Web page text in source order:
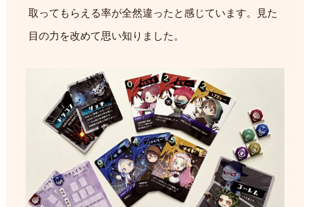
取ってもらえる率が全然違ったと感じています。見た
目の力を改めて思い知りました。